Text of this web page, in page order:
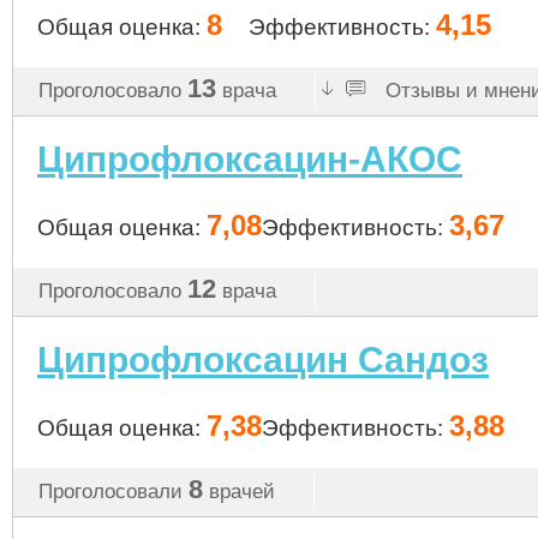
Общая оценка: 8 Эффективность: 4,15
Проголосовало 13 врача Отзывы и
Ципрофлоксацин-АКОС
Общая оценка: 7,08Эффективность: 3,67
Проголосовало 12 врача
Ципрофлоксацин Сандоз
Общая оценка: 7,38Эффективность: 3,88
Проголосовали 8 врачей